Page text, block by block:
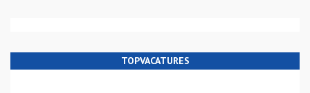
TOPVACATURES